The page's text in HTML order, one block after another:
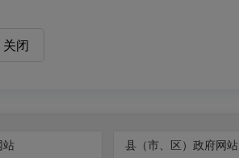
关闭
站 县（市、区）政府网站